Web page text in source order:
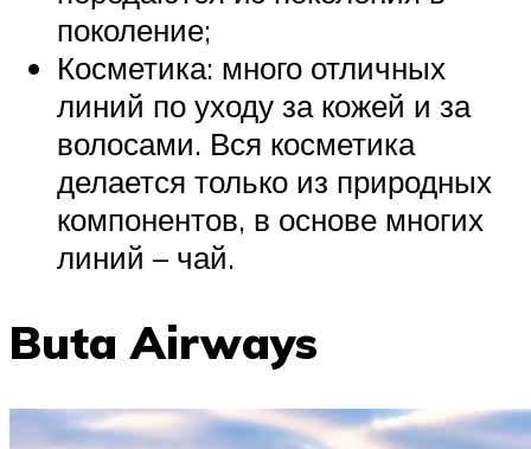
поколение;
Косметика: много отличных
линий по уходу за кожей и за
волосами. Вся косметика
делается только из природных
компонентов, в основе многих
линий – чай.
Buta Airways